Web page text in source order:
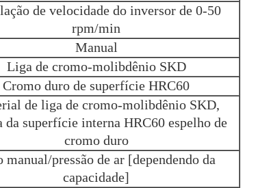
de velocidade do inversor de 0-50
rpm/min
Manual
Liga de cromo-molibdênio SKD
Cromo duro de superfície HRC60
de liga de cromo-molibdênio SKD,
da superfície interna HRC60 espelho de
cromo duro
manual/pressão de ar [dependendo da
capacidade]